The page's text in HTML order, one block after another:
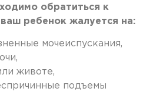
обратиться к
ваш ребенок жалуется на:
мочеиспускания,
животе,
подъемы